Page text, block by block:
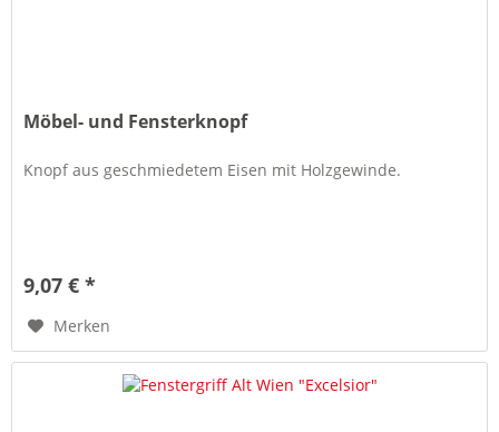
Möbel- und Fensterknopf
Knopf aus geschmiedetem Eisen mit Holzgewinde.
9,07 € *
Merken